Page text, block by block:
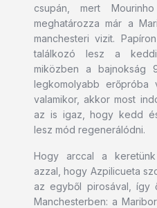
csupán, mert
meghatározza már a
manchesteri vizit.
találkozó lesz a
miközben a bajnokság
legkomolyabb erőpróba
valamikor, akkor most
az is igaz, hogy kedd
lesz mód regenerálódni.
Hogy arccal a
azzal, hogy Azpilicueta
az egyből pirosával, így
Manchesterben: a